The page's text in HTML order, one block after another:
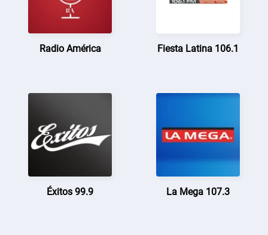
Radio América Fiesta Latina 106.1
Éxitos 99.9 La Mega 107.3